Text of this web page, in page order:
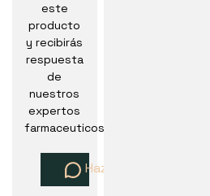
este
producto
y recibirás
respuesta
de
nuestros
expertos
farmaceuticos
Haz una pregunta